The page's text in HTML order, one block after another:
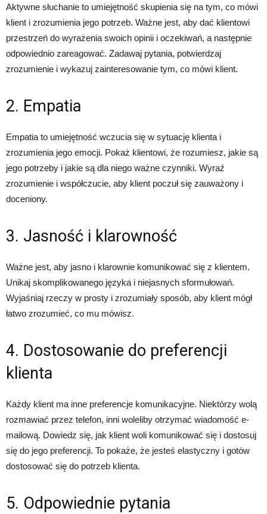
Aktywne słuchanie to umiejętność skupienia się na tym, co mówi
klient i zrozumienia jego potrzeb. Ważne jest, aby dać klientowi
przestrzeń do wyrażenia swoich opinii i oczekiwań, a następnie
odpowiednio zareagować. Zadawaj pytania, potwierdzaj
zrozumienie i wykazuj zainteresowanie tym, co mówi klient.
2. Empatia
Empatia to umiejętność wczucia się w sytuację klienta i
zrozumienia jego emocji. Pokaż klientowi, że rozumiesz, jakie są
jego potrzeby i jakie są dla niego ważne czynniki. Wyraź
zrozumienie i współczucie, aby klient poczuł się zauważony i
doceniony.
3. Jasność i klarowność
Ważne jest, aby jasno i klarownie komunikować się z klientem.
Unikaj skomplikowanego języka i niejasnych sformułowań.
Wyjaśniaj rzeczy w prosty i zrozumiały sposób, aby klient mógł
łatwo zrozumieć, co mu mówisz.
4. Dostosowanie do preferencji
klienta
Każdy klient ma inne preferencje komunikacyjne. Niektórzy wolą
rozmawiać przez telefon, inni woleliby otrzymać wiadomość e-
mailową. Dowiedz się, jak klient woli komunikować się i dostosuj
się do jego preferencji. To pokaże, że jesteś elastyczny i gotów
dostosować się do potrzeb klienta.
5. Odpowiednie pytania